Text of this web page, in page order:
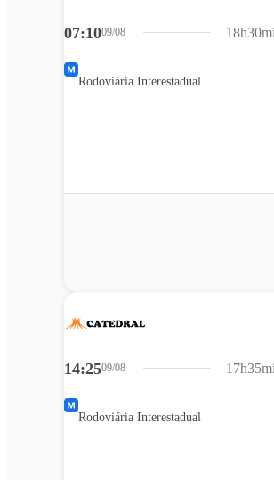
07:1009/08
Rodoviária Interestadual
14:2509/08
Rodoviária Interestadual